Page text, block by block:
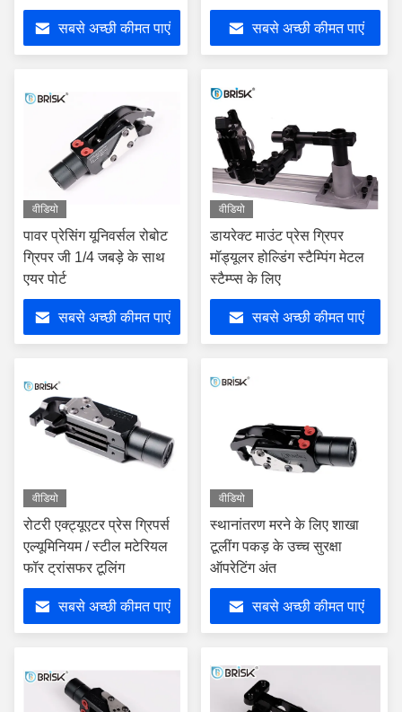
सबसे अच्छी कीमत पाएं सबसे अच्छी कीमत पाएं
वीडियो
पावर प्रेसिंग यूनिवर्सल रोबोट
ग्रिपर जी 1/4 जबड़े के साथ
एयर पोर्ट
सबसे अच्छी कीमत पाएं
वीडियो
डायरेक्ट माउंट प्रेस ग्रिपर
मॉड्यूलर होल्डिंग स्टैम्पिंग मेटल
स्टैम्प्स के लिए
सबसे अच्छी कीमत पाएं
वीडियो
रोटरी एक्ट्यूएटर प्रेस ग्रिपर्स
एल्यूमिनियम / स्टील मटेरियल
फॉर ट्रांसफर टूलिंग
सबसे अच्छी कीमत पाएं
वीडियो
स्थानांतरण मरने के लिए शाखा
टूलींग पकड़ के उच्च सुरक्षा
ऑपरेटिंग अंत
सबसे अच्छी कीमत पाएं